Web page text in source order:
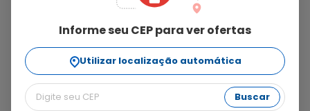
Informe seu CEP para ver ofertas
Utilizar localização automática
Buscar
Ordenar Por
relevância